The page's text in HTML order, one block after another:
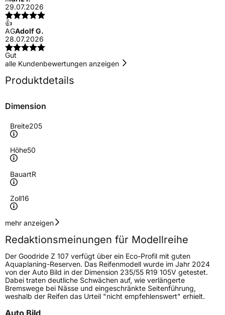
29.07.2026
👍
AGAdolf G.
28.07.2026
Gut
alle Kundenbewertungen anzeigen
Produktdetails
Dimension
Breite205
Höhe50
BauartR
Zoll16
Geschwindigkeitsindex
Höchstgeschwindigkeit
240 km/h
Lastindex91
Höchstlast615 kg
mehr anzeigen
Redaktionsmeinungen für Modellreihe
Der Goodride Z 107 verfügt über ein Eco-Profil mit guten
Aquaplaning-Reserven. Das Reifenmodell wurde im Jahr 2024
von der Auto Bild in der Dimension 235/55 R19 105V getestet.
Dabei traten deutliche Schwächen auf, wie verlängerte
Bremswege bei Nässe und eingeschränkte Seitenführung,
weshalb der Reifen das Urteil "nicht empfehlenswert" erhielt.
Auto Bild